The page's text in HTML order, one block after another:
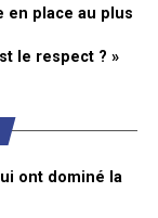
en place au plus
le respect ? »
ont dominé la